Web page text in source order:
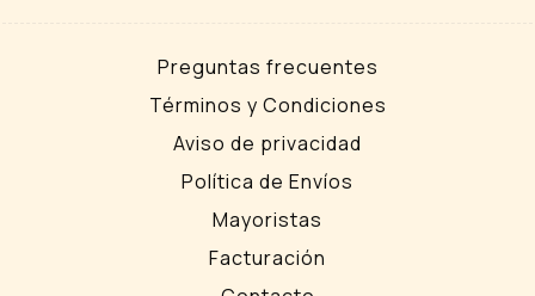
Preguntas frecuentes
Términos y Condiciones
Aviso de privacidad
Política de Envíos
Mayoristas
Facturación